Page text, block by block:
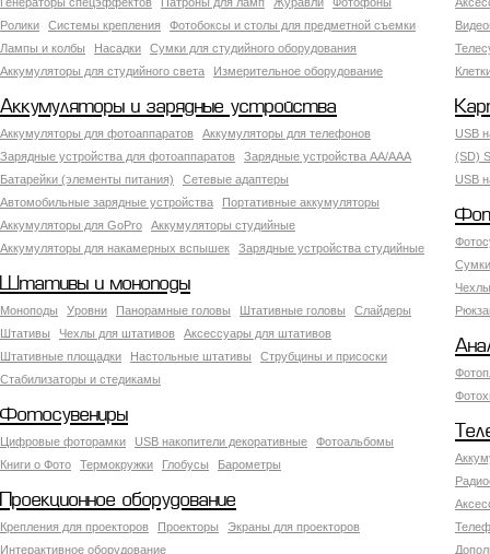
Ролики
Системы крепления
Фотобоксы и столы для предметной съемки
Лампы и колбы
Насадки
Сумки для студийного оборудования
Аккумуляторы для студийного света
Измерительное оборудование
Аккумуляторы и зарядные устройства
Аккумуляторы для фотоаппаратов
Аккумуляторы для телефонов
Зарядные устройства для фотоаппаратов
Зарядные устройства AA/AAA
Батарейки (элементы питания)
Сетевые адаптеры
Автомобильные зарядные устройства
Портативные аккумуляторы
Аккумуляторы для GoPro
Аккумуляторы студийные
Аккумуляторы для накамерных вспышек
Зарядные устройства студийные
USB
(SD)
USB
Штативы и моноподы
Моноподы Уровни Панорамные головы Штативные головы
Слайдеры
Штативы
Чехлы для штативов
Аксессуары для штативов
Штативные площадки
Настольные штативы
Струбцины и присоски
Стабилизаторы и стедикамы
Фотосувениры
Цифровые фоторамки USB накопители декоративные
Фотоальбомы
Книги о Фото
Термокружки Глобусы Барометры
Проекционное оборудование
Крепления для проекторов Проекторы
Экраны для проекторов
Интерактивное оборудование